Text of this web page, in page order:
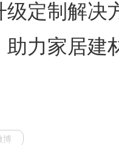
级定制解决
力家居建
博